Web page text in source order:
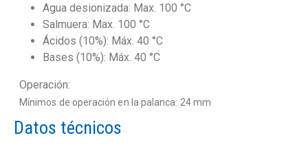
Agua desionizada: Max. 100 °C
Salmuera: Max. 100 °C
Ácidos (10%): Máx. 40 °C
Bases (10%): Máx. 40 °C
Operación:
Mínimos de operación en la palanca: 24 mm
Datos técnicos